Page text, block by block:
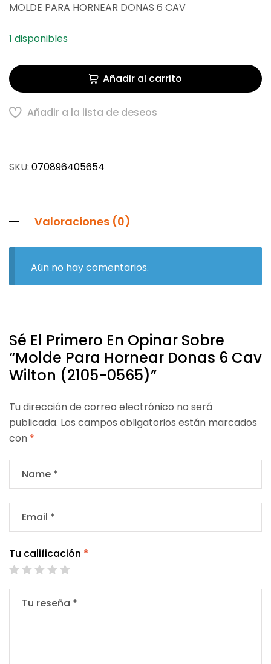
MOLDE PARA HORNEAR DONAS 6 CAV
1 disponibles
Añadir al carrito
Añadir a la lista de deseos
SKU: 070896405654
Valoraciones (0)
Aún no hay comentarios.
Sé El Primero En Opinar Sobre
“Molde Para Hornear Donas 6 Cav
Wilton (2105-0565)”
Tu dirección de correo electrónico no será
publicada. Los campos obligatorios están marcados
con *
Tu calificación *